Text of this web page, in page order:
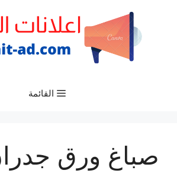
القائمة
صباغ ورق